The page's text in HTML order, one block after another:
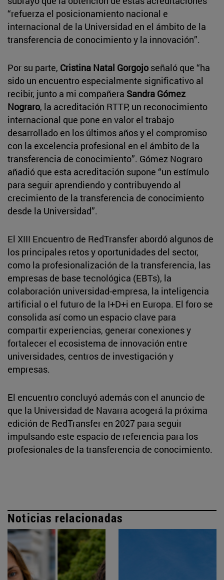
“refuerza el posicionamiento nacional e
internacional de la Universidad en el ámbito de la
transferencia de conocimiento y la innovación”.
Por su parte, Cristina Natal Gorgojo señaló que “ha
sido un encuentro especialmente significativo al
recibir, junto a mi compañera Sandra Gómez
Nograro, la acreditación RTTP, un reconocimiento
internacional que pone en valor el trabajo
desarrollado en los últimos años y el compromiso
con la excelencia profesional en el ámbito de la
transferencia de conocimiento”. Gómez Nograro
añadió que esta acreditación supone “un estímulo
para seguir aprendiendo y contribuyendo al
crecimiento de la transferencia de conocimiento
desde la Universidad”.
El XIII Encuentro de RedTransfer abordó algunos de
los principales retos y oportunidades del sector,
como la profesionalización de la transferencia, las
empresas de base tecnológica (EBTs), la
colaboración universidad-empresa, la inteligencia
artificial o el futuro de la I+D+i en Europa. El foro se
consolida así como un espacio clave para
compartir experiencias, generar conexiones y
fortalecer el ecosistema de innovación entre
universidades, centros de investigación y
empresas.
El encuentro concluyó además con el anuncio de
que la Universidad de Navarra acogerá la próxima
edición de RedTransfer en 2027 para seguir
impulsando este espacio de referencia para los
profesionales de la transferencia de conocimiento.
Noticias relacionadas